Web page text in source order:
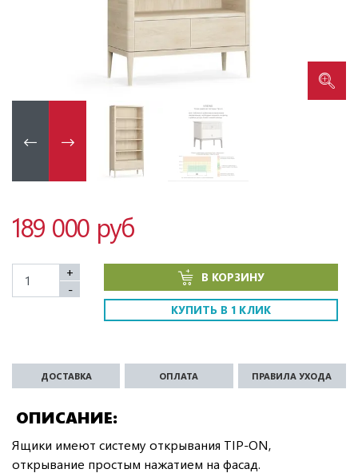
189 000 руб
+
-
В КОРЗИНУ
КУПИТЬ В 1 КЛИК
ОПИСАНИЕ
ДОСТАВКА ОПЛАТА ПРАВИЛА УХОДА
Ящики имеют систему открывания TIP-ON,
открывание простым нажатием на фасад.